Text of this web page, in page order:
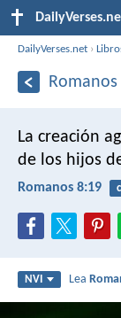
DailyVerses.net ›
La creación
de los hijos
Romanos 8:19
NVI Lea